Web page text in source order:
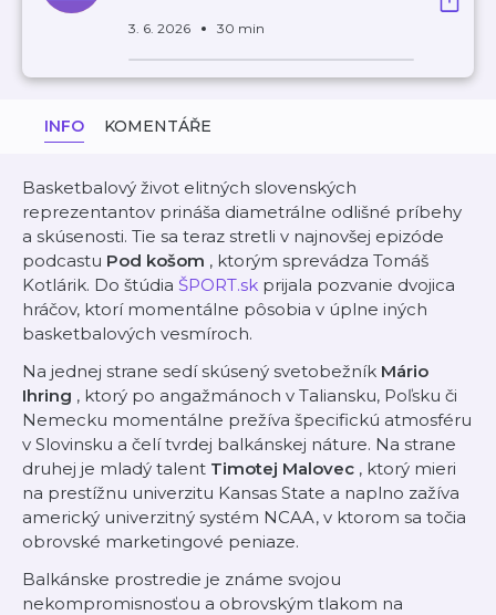
3. 6. 2026 30 min
INFO KOMENTÁŘE
Basketbalový život elitných slovenských
reprezentantov prináša diametrálne odlišné príbehy
a skúsenosti. Tie sa teraz stretli v najnovšej epizóde
podcastu Pod košom , ktorým sprevádza Tomáš
Kotlárik. Do štúdia ŠPORT.sk prijala pozvanie dvojica
hráčov, ktorí momentálne pôsobia v úplne iných
basketbalových vesmíroch.
Na jednej strane sedí skúsený svetobežník Mário
Ihring , ktorý po angažmánoch v Taliansku, Poľsku či
Nemecku momentálne prežíva špecifickú atmosféru
v Slovinsku a čelí tvrdej balkánskej náture. Na strane
druhej je mladý talent Timotej Malovec , ktorý mieri
na prestížnu univerzitu Kansas State a naplno zažíva
americký univerzitný systém NCAA, v ktorom sa točia
obrovské marketingové peniaze.
Balkánske prostredie je známe svojou
nekompromisnosťou a obrovským tlakom na